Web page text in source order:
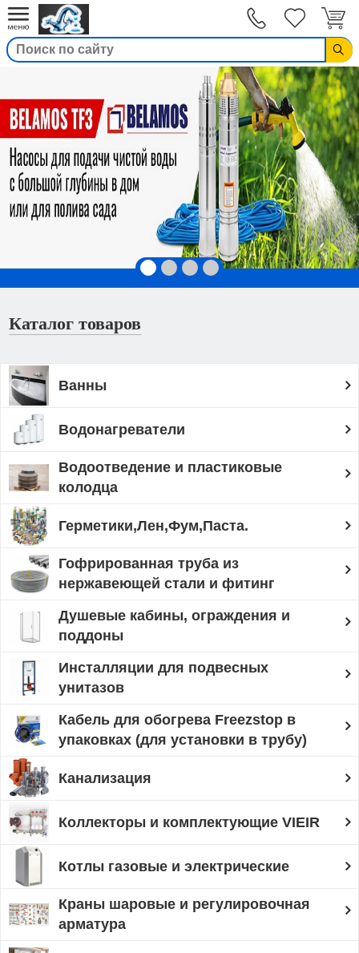
Каталог товаров
Ванны
Водонагреватели
Водоотведение и пластиковые
колодца
Герметики,Лен,Фум,Паста.
Гофрированная труба из
нержавеющей стали и фитинг
Душевые кабины, ограждения и
поддоны
Инсталляции для подвесных
унитазов
Кабель для обогрева Freezstop в
упаковках (для установки в трубу)
Канализация
Коллекторы и комплектующие VIEIR
Котлы газовые и электрические
Краны шаровые и регулировочная
арматура